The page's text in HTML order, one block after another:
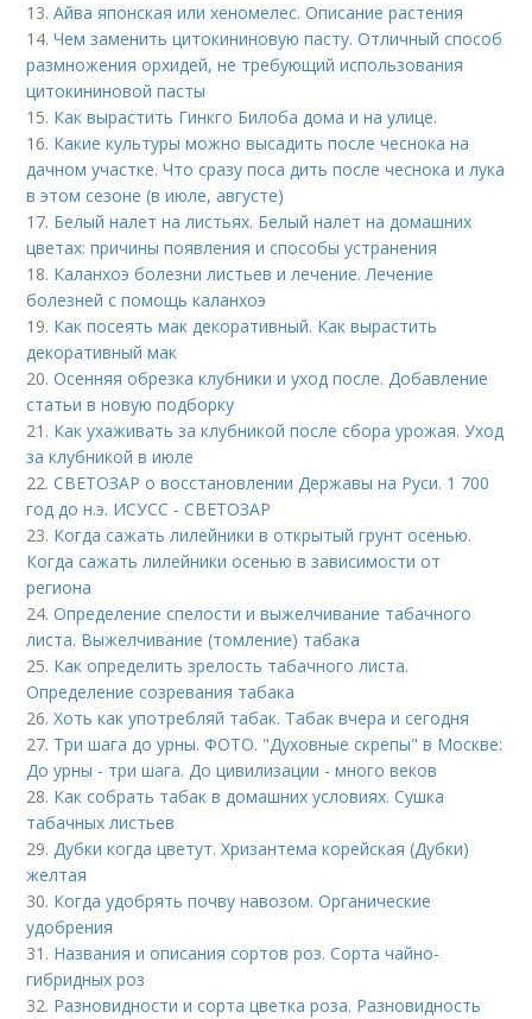
13.Айва японская или хеномелес. Описание растения
14.Чем заменить цитокининовую пасту. Отличный способ
размножения орхидей, не требующий использования
цитокининовой пасты
15. Как вырастить Гинкго Билоба дома и на улице.
16. Какие культуры можно высадить после чеснока на
дачном участке. Что сразу поса дить после чеснока и лука
в этом сезоне (в июле, августе)
17. Белый налет на листьях. Белый налет на домашних
цветах: причины появления и способы устранения
18. Каланхоэ болезни листьев и лечение. Лечение
болезней с помощь каланхоэ
19. Как посеять мак декоративный. Как вырастить
декоративный мак
20.Осенняя обрезка клубники и уход после. Добавление
статьи в новую подборку
21. Как ухаживать за клубникой после сбора урожая. Уход
за клубникой в июле
22.СВЕТОЗАР о восстановлении Державы на Руси. 1 700
год до н.э. ИСУСС - СВЕТОЗАР
23. Когда сажать лилейники в открытый грунт осенью.
Когда сажать лилейники осенью в зависимости от
региона
24.Определение спелости и выжелчивание табачного
листа. Выжелчивание (томление) табака
25. Как определить зрелость табачного листа.
Определение созревания табака
26.Хоть как употребляй табак. Табак вчера и сегодня
27. Три шага до урны. ФОТО. "Духовные скрепы" в Москве:
До урны - три шага. До цивилизации - много веков
28. Как собрать табак в домашних условиях. Сушка
табачных листьев
29.Дубки когда цветут. Хризантема корейская (Дубки)
желтая
30. Когда удобрять почву навозом. Органические
удобрения
31. Названия и описания сортов роз. Сорта чайно-
гибридных роз
32. Разновидности и сорта цветка роза. Разновидность